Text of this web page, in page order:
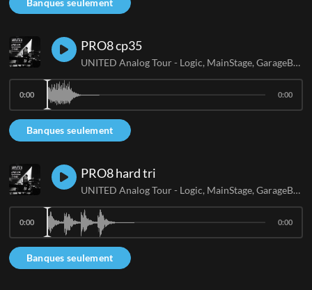
Banques seulement
PRO8 cp35
UNITED Analog Tour - Logic, MainStage, GarageBand
Banques seulement
0:00 0:00
PRO8 hard tri
UNITED Analog Tour - Logic, MainStage, GarageBand
Banques seulement
0:00 0:00